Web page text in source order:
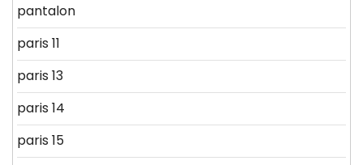
pantalon
paris 11
paris 13
paris 14
paris 15